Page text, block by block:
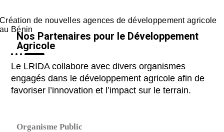
Création de nouvelles agences de développement agricole
au Bénin
Nos Partenaires pour le Développement
Agricole
Le LRIDA collabore avec divers organismes
engagés dans le développement agricole afin de
favoriser l’innovation et l’impact sur le terrain.
Organisme Public